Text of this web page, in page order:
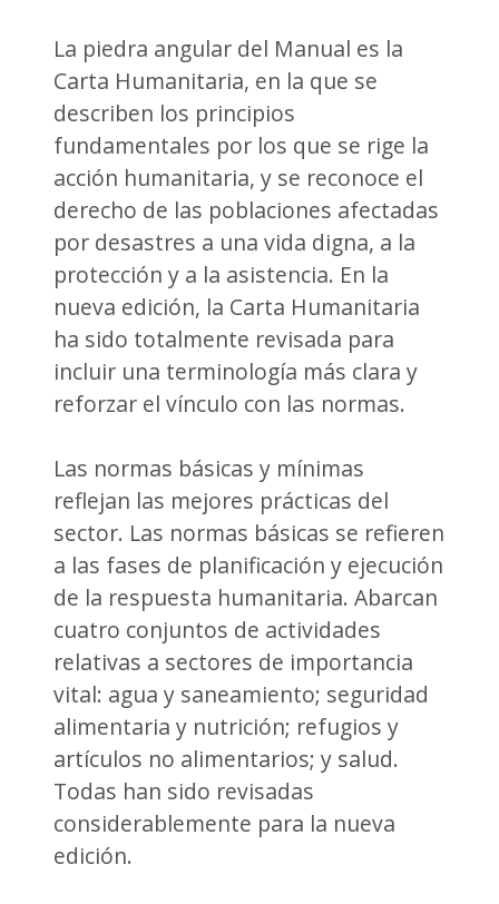
La piedra angular del Manual es la
Carta Humanitaria, en la que se
describen los principios
fundamentales por los que se rige la
acción humanitaria, y se reconoce el
derecho de las poblaciones afectadas
por desastres a una vida digna, a la
protección y a la asistencia. En la
nueva edición, la Carta Humanitaria
ha sido totalmente revisada para
incluir una terminología más clara y
reforzar el vínculo con las normas.
Las normas básicas y mínimas
reflejan las mejores prácticas del
sector. Las normas básicas se refieren
a las fases de planificación y ejecución
de la respuesta humanitaria. Abarcan
cuatro conjuntos de actividades
relativas a sectores de importancia
vital: agua y saneamiento; seguridad
alimentaria y nutrición; refugios y
artículos no alimentarios; y salud.
Todas han sido revisadas
considerablemente para la nueva
edición.